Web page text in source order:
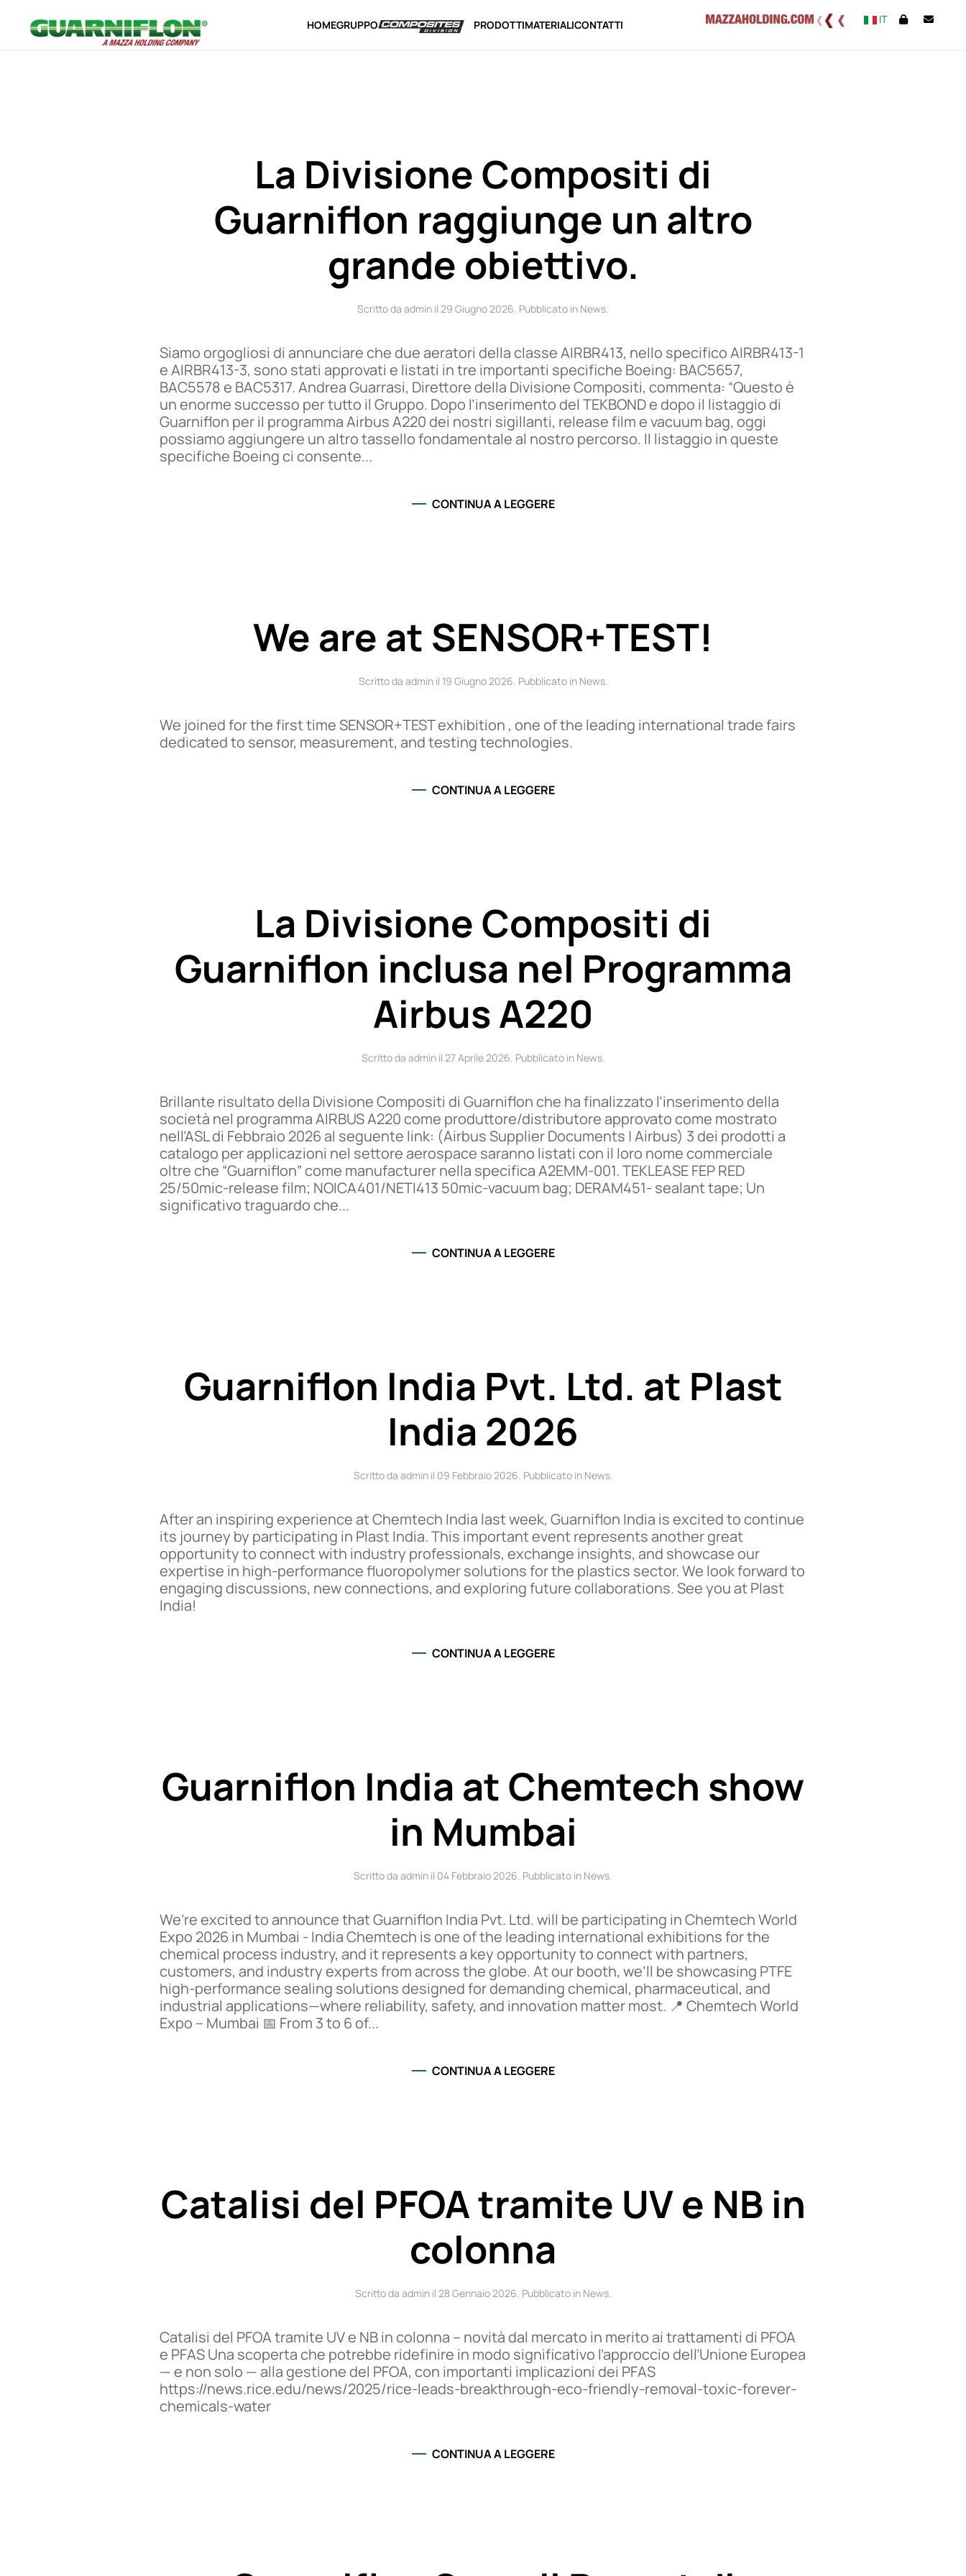
Skip to main content
HOMEGRUPPO PRODOTTIMATERIALICONTATTI IT
La Divisione Compositi di
Guarniflon raggiunge un altro
grande obiettivo.
Scritto da admin il 29 Giugno 2026. Pubblicato in News.
Siamo orgogliosi di annunciare che due aeratori della classe AIRBR413, nello specifico AIRBR413-1
e AIRBR413-3, sono stati approvati e listati in tre importanti specifiche Boeing: BAC5657,
BAC5578 e BAC5317. Andrea Guarrasi, Direttore della Divisione Compositi, commenta: “Questo è
un enorme successo per tutto il Gruppo. Dopo l’inserimento del TEKBOND e dopo il listaggio di
Guarniflon per il programma Airbus A220 dei nostri sigillanti, release film e vacuum bag, oggi
possiamo aggiungere un altro tassello fondamentale al nostro percorso. Il listaggio in queste
specifiche Boeing ci consente...
CONTINUA A LEGGERE
We are at SENSOR+TEST!
Scritto da admin il 19 Giugno 2026. Pubblicato in News.
We joined for the first time SENSOR+TEST exhibition , one of the leading international trade fairs
dedicated to sensor, measurement, and testing technologies.
CONTINUA A LEGGERE
La Divisione Compositi di
Guarniflon inclusa nel Programma
Airbus A220
Scritto da admin il 27 Aprile 2026. Pubblicato in News.
Brillante risultato della Divisione Compositi di Guarniflon che ha finalizzato l’inserimento della
società nel programma AIRBUS A220 come produttore/distributore approvato come mostrato
nell’ASL di Febbraio 2026 al seguente link: (Airbus Supplier Documents | Airbus) 3 dei prodotti a
catalogo per applicazioni nel settore aerospace saranno listati con il loro nome commerciale
oltre che “Guarniflon” come manufacturer nella specifica A2EMM-001. TEKLEASE FEP RED
25/50mic-release film; NOICA401/NETI413 50mic-vacuum bag; DERAM451- sealant tape; Un
significativo traguardo che...
CONTINUA A LEGGERE
Guarniflon India Pvt. Ltd. at Plast
India 2026
Scritto da admin il 09 Febbraio 2026. Pubblicato in News.
After an inspiring experience at Chemtech India last week, Guarniflon India is excited to continue
its journey by participating in Plast India. This important event represents another great
opportunity to connect with industry professionals, exchange insights, and showcase our
expertise in high-performance fluoropolymer solutions for the plastics sector. We look forward to
engaging discussions, new connections, and exploring future collaborations. See you at Plast
India!
CONTINUA A LEGGERE
Guarniflon India at Chemtech show
in Mumbai
Scritto da admin il 04 Febbraio 2026. Pubblicato in News.
We’re excited to announce that Guarniflon India Pvt. Ltd. will be participating in Chemtech World
Expo 2026 in Mumbai - India Chemtech is one of the leading international exhibitions for the
chemical process industry, and it represents a key opportunity to connect with partners,
customers, and industry experts from across the globe. At our booth, we’ll be showcasing PTFE
high-performance sealing solutions designed for demanding chemical, pharmaceutical, and
industrial applications—where reliability, safety, and innovation matter most. 📍 Chemtech World
Expo – Mumbai 📅 From 3 to 6 of...
CONTINUA A LEGGERE
Catalisi del PFOA tramite UV e NB in
colonna
Scritto da admin il 28 Gennaio 2026. Pubblicato in News.
Catalisi del PFOA tramite UV e NB in colonna – novità dal mercato in merito ai trattamenti di PFOA
e PFAS Una scoperta che potrebbe ridefinire in modo significativo l’approccio dell’Unione Europea
— e non solo — alla gestione del PFOA, con importanti implicazioni dei PFAS
https://news.rice.edu/news/2025/rice-leads-breakthrough-eco-friendly-removal-toxic-forever-
chemicals-water
CONTINUA A LEGGERE